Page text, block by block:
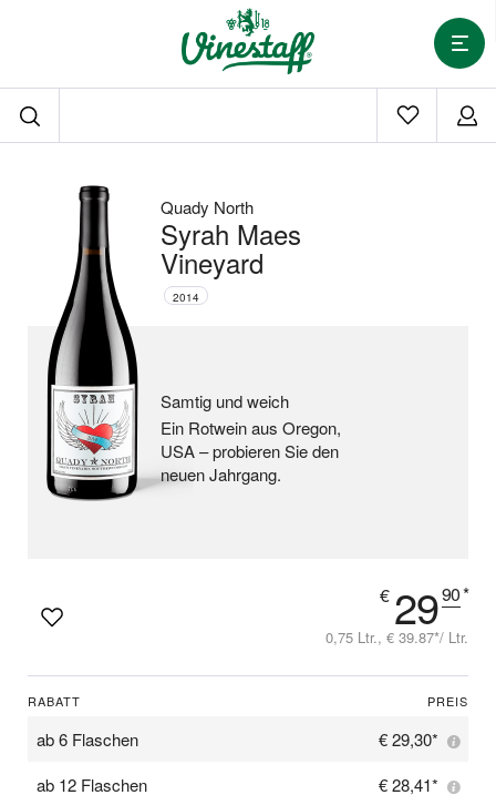
Quady North
Syrah Maes
Vineyard
2014
Samtig und weich
Ein Rotwein aus Oregon,
USA –probieren Sie den
neuen Jahrgang.
€ 2990*
0,75 Ltr., € 39.87*/ Ltr.
RABATT PREIS
ab6 Flaschen
€ 29,30*
ab 12 Flaschen € 28,41*